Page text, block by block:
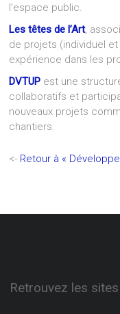
l’espace public.
Les têtes de l’Art,
de projets (individuel
expérience dans les
DVTUP est une
collaboratifs et
nouveaux projets
chantiers.
<- Retour à «
Retrouvez les